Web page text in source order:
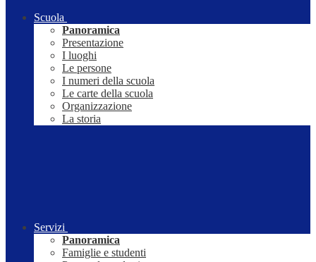
Scuola
Panoramica
Presentazione
I luoghi
Le persone
I numeri della scuola
Le carte della scuola
Organizzazione
La storia
Servizi
Panoramica
Famiglie e studenti